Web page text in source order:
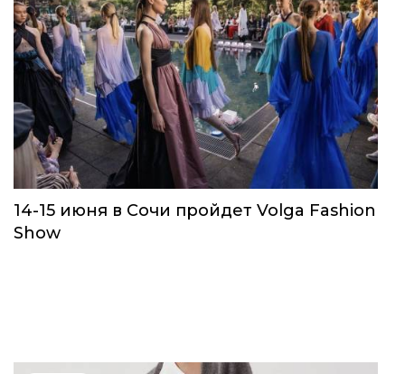
14-15 июня в Сочи пройдет Volga Fashion
Show